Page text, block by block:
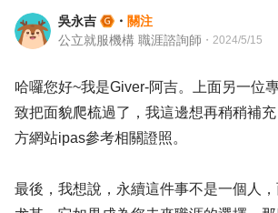
吳永吉 ・ 關注
公立就服機構 職涯諮詢師 ・ 2024/5/15
哈囉您好~我是Giver-阿吉。上面另一位
致把面貌爬梳過了，我這邊想再稍稍補
方網站ipas參考相關證照。
最後，我想說，永續這件事不是一個人